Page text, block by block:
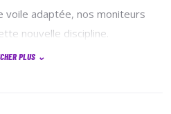
voile adaptée, nos moniteurs
nouvelle discipline.
(casque, gilet anti-impact,
PLUS ⌄